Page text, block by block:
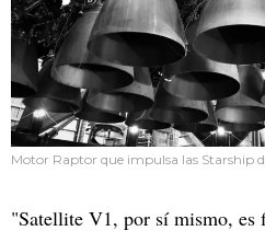
Motor Raptor que impulsa las Starship
"Satellite V1, por sí mismo, es